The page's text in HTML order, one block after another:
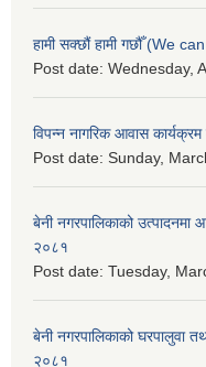
हामी सक्छौं हामी गछौँ (We
Post date: Wednesday,
विपन्न नागरिक आवास कार्यक्रम
Post date: Sunday,
बेनी नगरपालिकाको उत्पादनमा
२०८१
Post date: Tuesday,
बेनी नगरपालिकाको घरपालुवा
२०८१